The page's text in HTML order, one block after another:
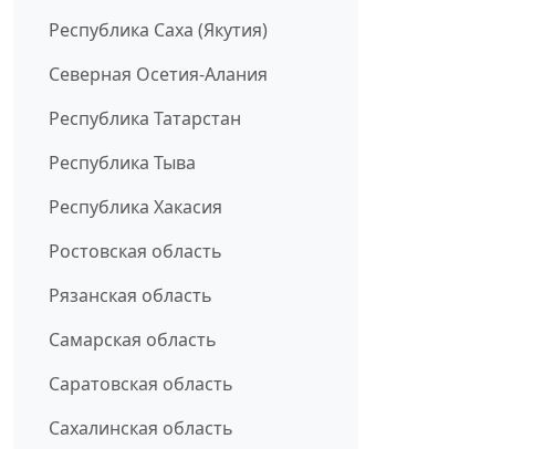
Республика Саха (Якутия)
Северная Осетия-Алания
Республика Татарстан
Республика Тыва
Республика Хакасия
Ростовская область
Рязанская область
Самарская область
Саратовская область
Сахалинская область